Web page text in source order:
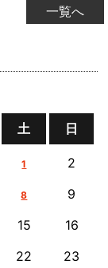
一覧へ
土 日
1
2
8 9
15
16
22 23